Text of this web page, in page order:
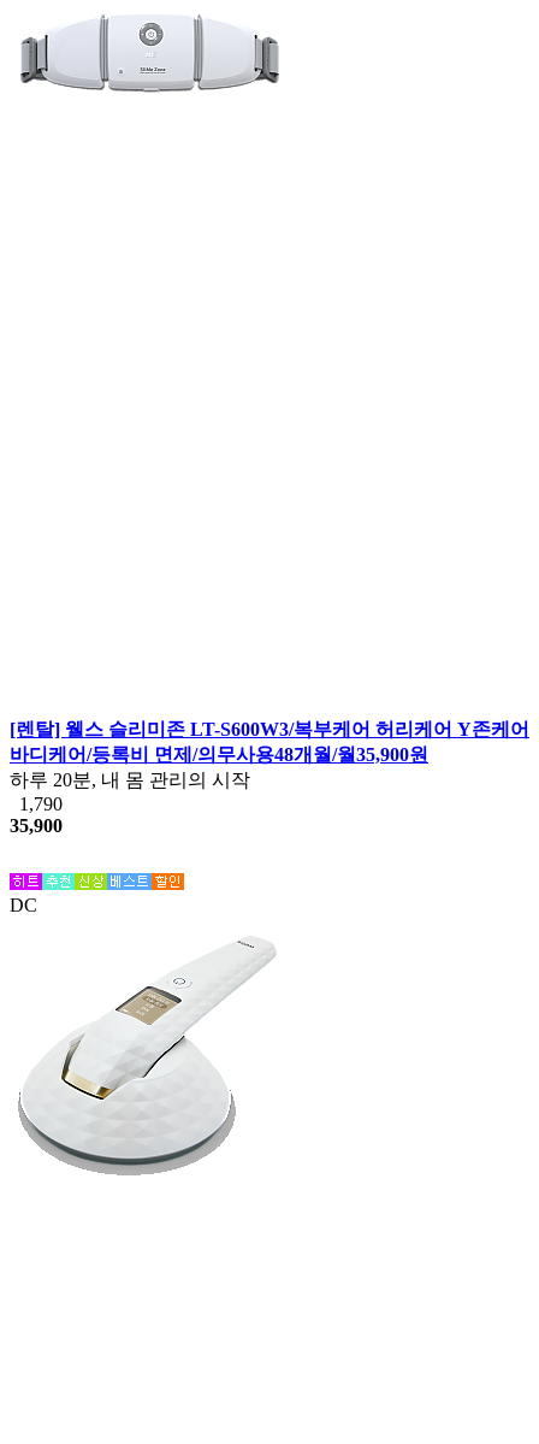
[렌탈] 웰스 슬리미존 LT-S600W3/복부케어 허리케어 Y존케어
바디케어/등록비 면제/의무사용48개월/월35,900원
하루 20분, 내 몸 관리의 시작
1,790
35,900
DC